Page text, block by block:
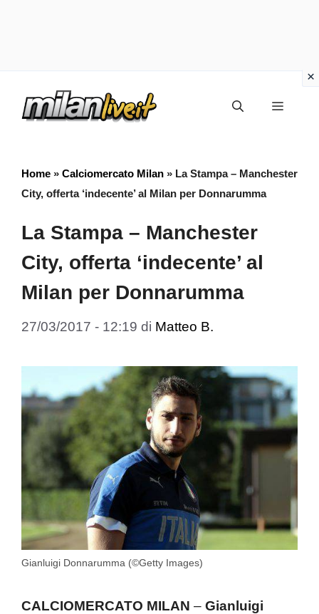
Menu
Home » Calciomercato Milan » La Stampa – Manchester
City, offerta ‘indecente’ al Milan per Donnarumma
La Stampa – Manchester
City, offerta ‘indecente’ al
Milan per Donnarumma
27/03/2017 - 12:19 di Matteo B.
Gianluigi Donnarumma (©Getty Images)
CALCIOMERCATO MILAN – Gianluigi